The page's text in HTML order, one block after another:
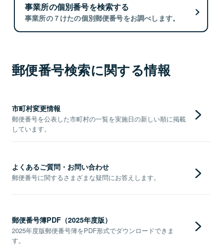
事業所の個別番号を検索する
事業所の７けたの個別郵便番号をお調べします。
郵便番号検索に関する情報
市町村変更情報
郵便番号を公表した市町村の一覧を実施日の新しい順に掲載
しています。
よくあるご質問・お問い合わせ
郵便番号に関するさまざまな疑問にお答えします。
郵便番号簿PDF（2025年度版）
2025年度版郵便番号簿をPDF形式でダウンロードできま
す。